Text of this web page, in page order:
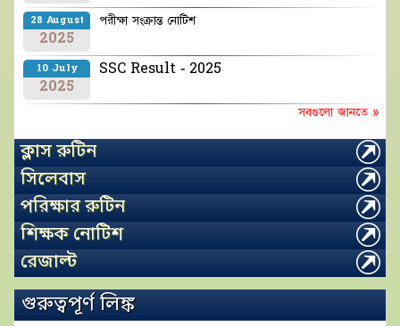
28 August
2025
পরীক্ষা সংক্রান্ত নোটিশ
10 July
2025
SSC Result - 2025
সবগুলো জানতে »
ক্লাস রুটিন
সিলেবাস
পরিক্ষার রুটিন
শিক্ষক নোটিশ
রেজাল্ট
গুরুত্বপূর্ণ লিঙ্ক